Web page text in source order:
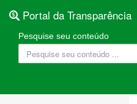
Portal da Transparência
Pesquise seu conteúdo